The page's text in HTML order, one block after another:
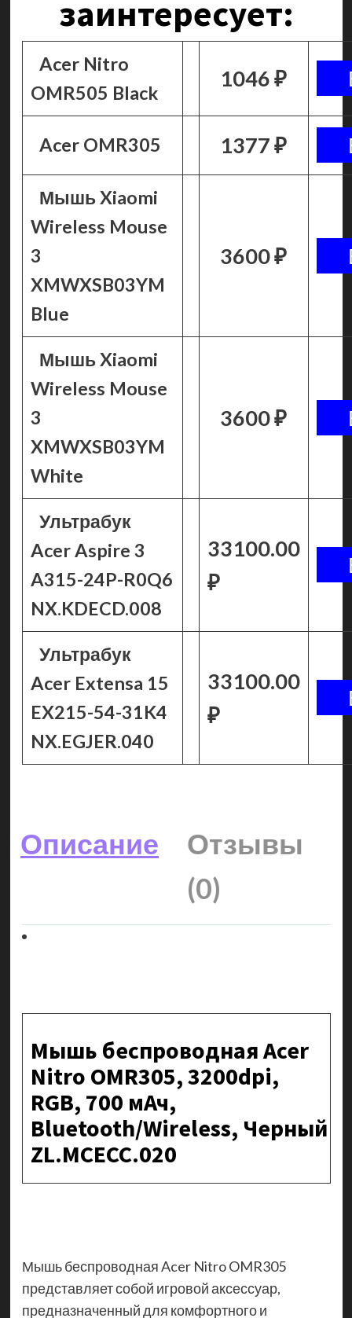
заинтересует:
Acer Nitro
OMR505 Black
1046 ₽
Acer OMR305 1377 ₽
Мышь Xiaomi
Wireless Mouse
3
XMWXSB03YM
Blue
3600 ₽
Мышь Xiaomi
Wireless Mouse
3
XMWXSB03YM
White
3600 ₽
Ультрабук
Acer Aspire 3
A315-24P-R0Q6
NX.KDECD.008
33100.00
₽
Ультрабук
Acer Extensa 15
EX215-54-31K4
NX.EGJER.040
33100.00
₽
Описание
Отзывы
(0)
Мышь беспроводная Acer
Nitro OMR305, 3200dpi,
RGB, 700 мАч,
Bluetooth/Wireless, Черный
ZL.MCECC.020
Мышь беспроводная Acer Nitro OMR305
представляет собой игровой аксессуар,
предназначенный для комфортного и